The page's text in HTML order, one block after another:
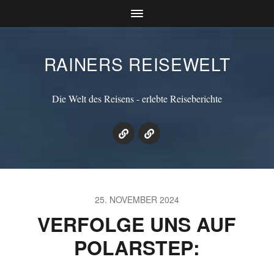
RAINERS REISEWELT
Die Welt des Reisens - erlebte Reiseberichte
25. NOVEMBER 2024
VERFOLGE UNS AUF
POLARSTEP: